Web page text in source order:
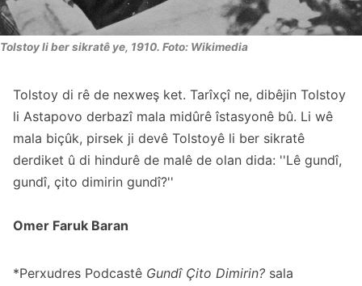
Tolstoy li ber sikratê ye, 1910. Foto: Wikimedia
Tolstoy di rê de nexweş ket. Tarîxçî ne, dibêjin Tolstoy
li Astapovo derbazî mala midûrê îstasyonê bû. Li wê
mala biçûk, pirsek ji devê Tolstoyê li ber sikratê
derdiket û di hindurê de malê de olan dida: ''Lê gundî,
gundî, çito dimirin gundî?''
Omer Faruk Baran
*Perxudres Podcastê Gundî Çito Dimirin? sala